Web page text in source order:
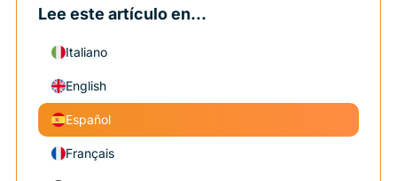
Lee este artículo en...
Italiano
English
Español
Français